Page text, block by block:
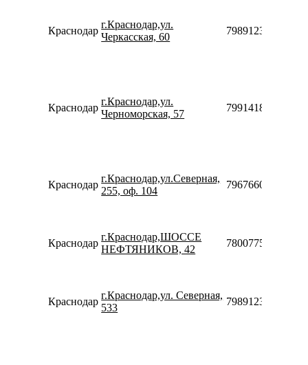
Краснодар
г.Краснодар,ул.
Черкасская, 60
79891236034
Краснодар
г.Краснодар,ул.
Черноморская, 57
79914183081
Краснодар
г.Краснодар,ул.Северная,
255, оф. 104
79676602511
Краснодар
г.Краснодар,ШОССЕ
НЕФТЯНИКОВ, 42
78007753553
Краснодар
г.Краснодар,ул. Северная,
533
79891236039